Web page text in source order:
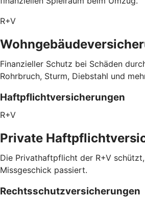
R+V
Finanzieller Schutz bei Schäden
Rohrbruch, Sturm, Diebstahl und
Haftpflichtversicherungen
R+V
Private
Die Privathaftpflicht der R+V
Missgeschick passiert.
Rechtsschutzversicherungen